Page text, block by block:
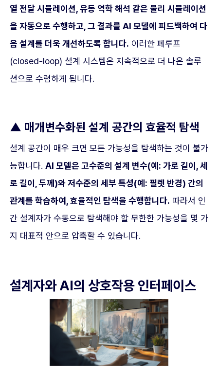
열 전달 시뮬레이션, 유동 역학 해석 같은 물리 시뮬레이션
을 자동으로 수행하고, 그 결과를 AI 모델에 피드백하여 다
음 설계를 더욱 개선하도록 합니다. 이러한 폐루프
(closed-loop) 설계 시스템은 지속적으로 더 나은 솔루
션으로 수렴하게 됩니다.
▲ 매개변수화된 설계 공간의 효율적 탐색
설계 공간이 매우 크면 모든 가능성을 탐색하는 것이 불가
능합니다. AI 모델은 고수준의 설계 변수(예: 가로 길이, 세
로 길이, 두께)와 저수준의 세부 특성(예: 필렛 반경) 간의
관계를 학습하여, 효율적인 탐색을 수행합니다. 따라서 인
간 설계자가 수동으로 탐색해야 할 무한한 가능성을 몇 가
지 대표적 안으로 압축할 수 있습니다.
설계자와 AI의 상호작용 인터페이스